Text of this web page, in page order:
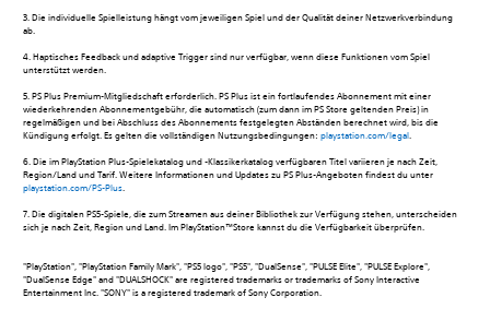
‎3. Die individuelle Spielleistung hängt vom jeweiligen Spiel und der Qualität deiner Netzwerkverbindung
ab.
4. Haptisches Feedback und adaptive Trigger sind nur verfügbar, wenn diese Funktionen vom Spiel
unterstützt werden.
5. PS Plus Premium-Mitgliedschaft erforderlich. PS Plus ist ein fortlaufendes Abonnement mit einer
wiederkehrenden Abonnementgebühr, die automatisch (zum dann im PS Store geltenden Preis) in
regelmäßigen und bei Abschluss des Abonnements festgelegten Abständen berechnet wird, bis die
Kündigung erfolgt. Es gelten die vollständigen Nutzungsbedingungen: playstation.com/legal.
6. Die im PlayStation Plus-Spielekatalog und -Klassikerkatalog verfügbaren Titel variieren je nach Zeit,
Region/Land und Tarif. Weitere Informationen und Updates zu PS Plus-Angeboten findest du unter
playstation.com/PS-Plus.
7. Die digitalen PS5-Spiele, die zum Streamen aus deiner Bibliothek zur Verfügung stehen, unterscheiden
sich je nach Zeit, Region und Land. Im PlayStation™Store kannst du die Verfügbarkeit überprüfen.
"PlayStation", "PlayStation Family Mark", "PS5 logo", "PS5", "DualSense", "PULSE Elite", "PULSE Explore",
"DualSense Edge" and "DUALSHOCK" are registered trademarks or trademarks of Sony Interactive
Entertainment Inc. "SONY" is a registered trademark of Sony Corporation.